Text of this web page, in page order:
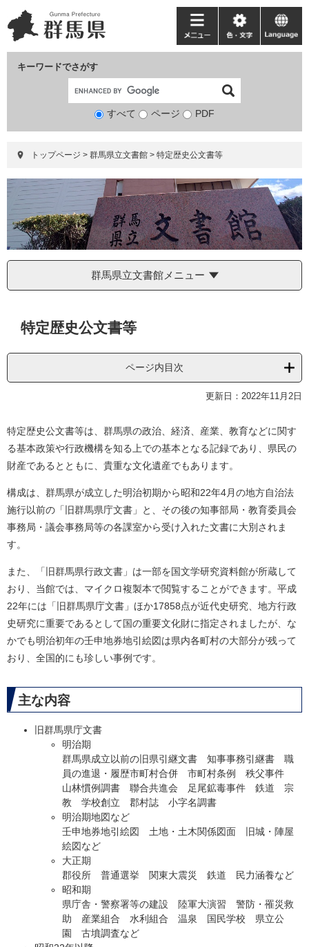
ー
ジ
ニ
ュ
て
キーワードでさがす
検
象
すべて ページ PDF
メ
ニ
ー
色・
文
language
トップページ > 群馬県立文書館 > 特定歴史公文書等
群馬県立文書館メニュー
特定歴史公文書等
ページ内目次
更新日：2022年11月2日
特定歴史公文書等は、群馬県の政治、経済、産業、教育などに関す
る基本政策や行政機構を知る上での基本となる記録であり、県民の
財産であるとともに、貴重な文化遺産でもあります。
構成は、群馬県が成立した明治初期から昭和22年4月の地方自治法
施行以前の「旧群馬県庁文書」と、その後の知事部局・教育委員会
事務局・議会事務局等の各課室から受け入れた文書に大別されま
す。
また、「旧群馬県行政文書」は一部を国文学研究資料館が所蔵して
おり、当館では、マイクロ複製本で閲覧することができます。平成
22年には「旧群馬県庁文書」ほか17858点が近代史研究、地方行政
史研究に重要であるとして国の重要文化財に指定されましたが、な
かでも明治初年の壬申地券地引絵図は県内各町村の大部分が残って
おり、全国的にも珍しい事例です。
主な内容
旧群馬県庁文書
明治期
群馬県成立以前の旧県引継文書 知事事務引継書 職
員の進退・履歴市町村合併 市町村条例 秩父事件
山林慣例調書 聯合共進会 足尾鉱毒事件 鉄道 宗
教 学校創立 郡村誌 小字名調書
明治期地図など
壬申地券地引絵図 土地・土木関係図面 旧城・陣屋
絵図など
大正期
郡役所 普通選挙 関東大震災 鉄道 民力涵養など
昭和期
県庁舎・警察署等の建設 陸軍大演習 警防・罹災救
助 産業組合 水利組合 温泉 国民学校 県立公
園 古墳調査など